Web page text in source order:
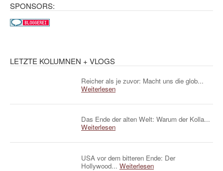
SPONSORS:
LETZTE KOLUMNEN + VLOGS
Reicher als je zuvor: Macht uns die glob...
Weiterlesen
Das Ende der alten Welt: Warum der Kolla...
Weiterlesen
USA vor dem bitteren Ende: Der
Hollywood... Weiterlesen